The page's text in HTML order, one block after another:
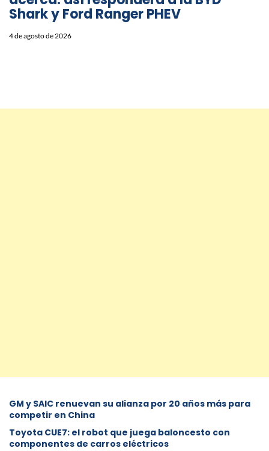
Shark y Ford Ranger PHEV
4 de agosto de 2026
GM y SAIC renuevan su alianza por 20 años más para
competir en China
Toyota CUE7: el robot que juega baloncesto con
componentes de carros eléctricos